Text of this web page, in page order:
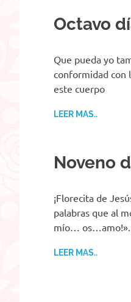
Octavo
Que pueda yo
conformidad con
este cuerpo
LEER MAS..
Noveno
¡Florecita de
palabras que al
mío… os…amo!».
LEER MAS..